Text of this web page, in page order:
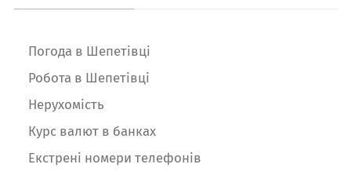
Погода в Шепетівці
Робота в Шепетівці
Нерухомість
Курс валют в банках
Екстрені номери телефонів